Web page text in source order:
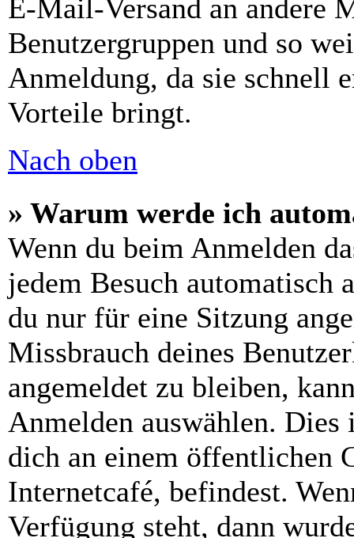
E-Mail-Versand an andere
Benutzergruppen und so
Anmeldung, da sie schnell
Vorteile bringt.
Nach oben
» Warum werde ich
Wenn du beim Anmelden
jedem Besuch automatisch
du nur für eine Sitzung
Missbrauch deines
angemeldet zu bleiben,
Anmelden auswählen.
dich an einem öffentlichen
Internetcafé, befindest.
Verfügung steht, dann